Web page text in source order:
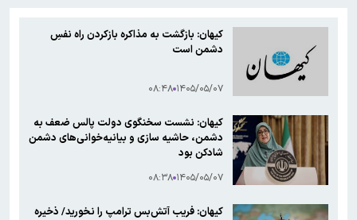
آمریکا ۵ فرد و ۱۳ شرکت و صرافی را تحریم کرد+اسامی
آمریکا آبان تتر را تحریم کرد؛ یک صرافی ایرانی دیگر در فهرست تحریم‌های
رمزارزی ایالات متحده قرار گرفت
کیهان: بازگشت به مذاکره بازکردن راه نفسِ
دشمن است
۱۴۰۵/۰۵/۰۷ ۰۸:۴۸
کیهان: نشست سخنگوی دولت پالس ضعف به
دشمن، حاشیه سازی و بیانیه‌خوانی‌های دشمن
شادکن بود
۱۴۰۵/۰۵/۰۷ ۰۸:۳۸
کیهان: فریب آتش‌بس ترامپ را نخورید/ ذخیره